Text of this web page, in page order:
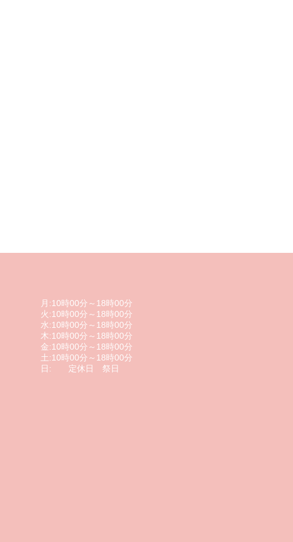
月:10時00分～18時00分
火:10時00分～18時00分
水:10時00分～18時00分
木:10時00分～18時00分
金:10時00分～18時00分
土:10時00分～18時00分
日: 定休日 祭日